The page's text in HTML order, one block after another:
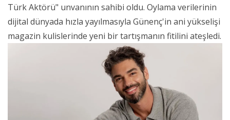
Türk Aktörü" unvanının sahibi oldu. Oylama verilerinin
dijital dünyada hızla yayılmasıyla Günenç'in ani yükselişi
magazin kulislerinde yeni bir tartışmanın fitilini ateşledi.